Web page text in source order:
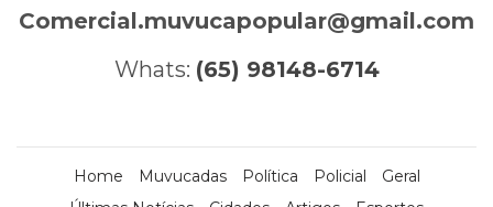
Comercial.muvucapopular@gmail.com
Whats: (65) 98148-6714
Home Muvucadas Política Policial
Geral